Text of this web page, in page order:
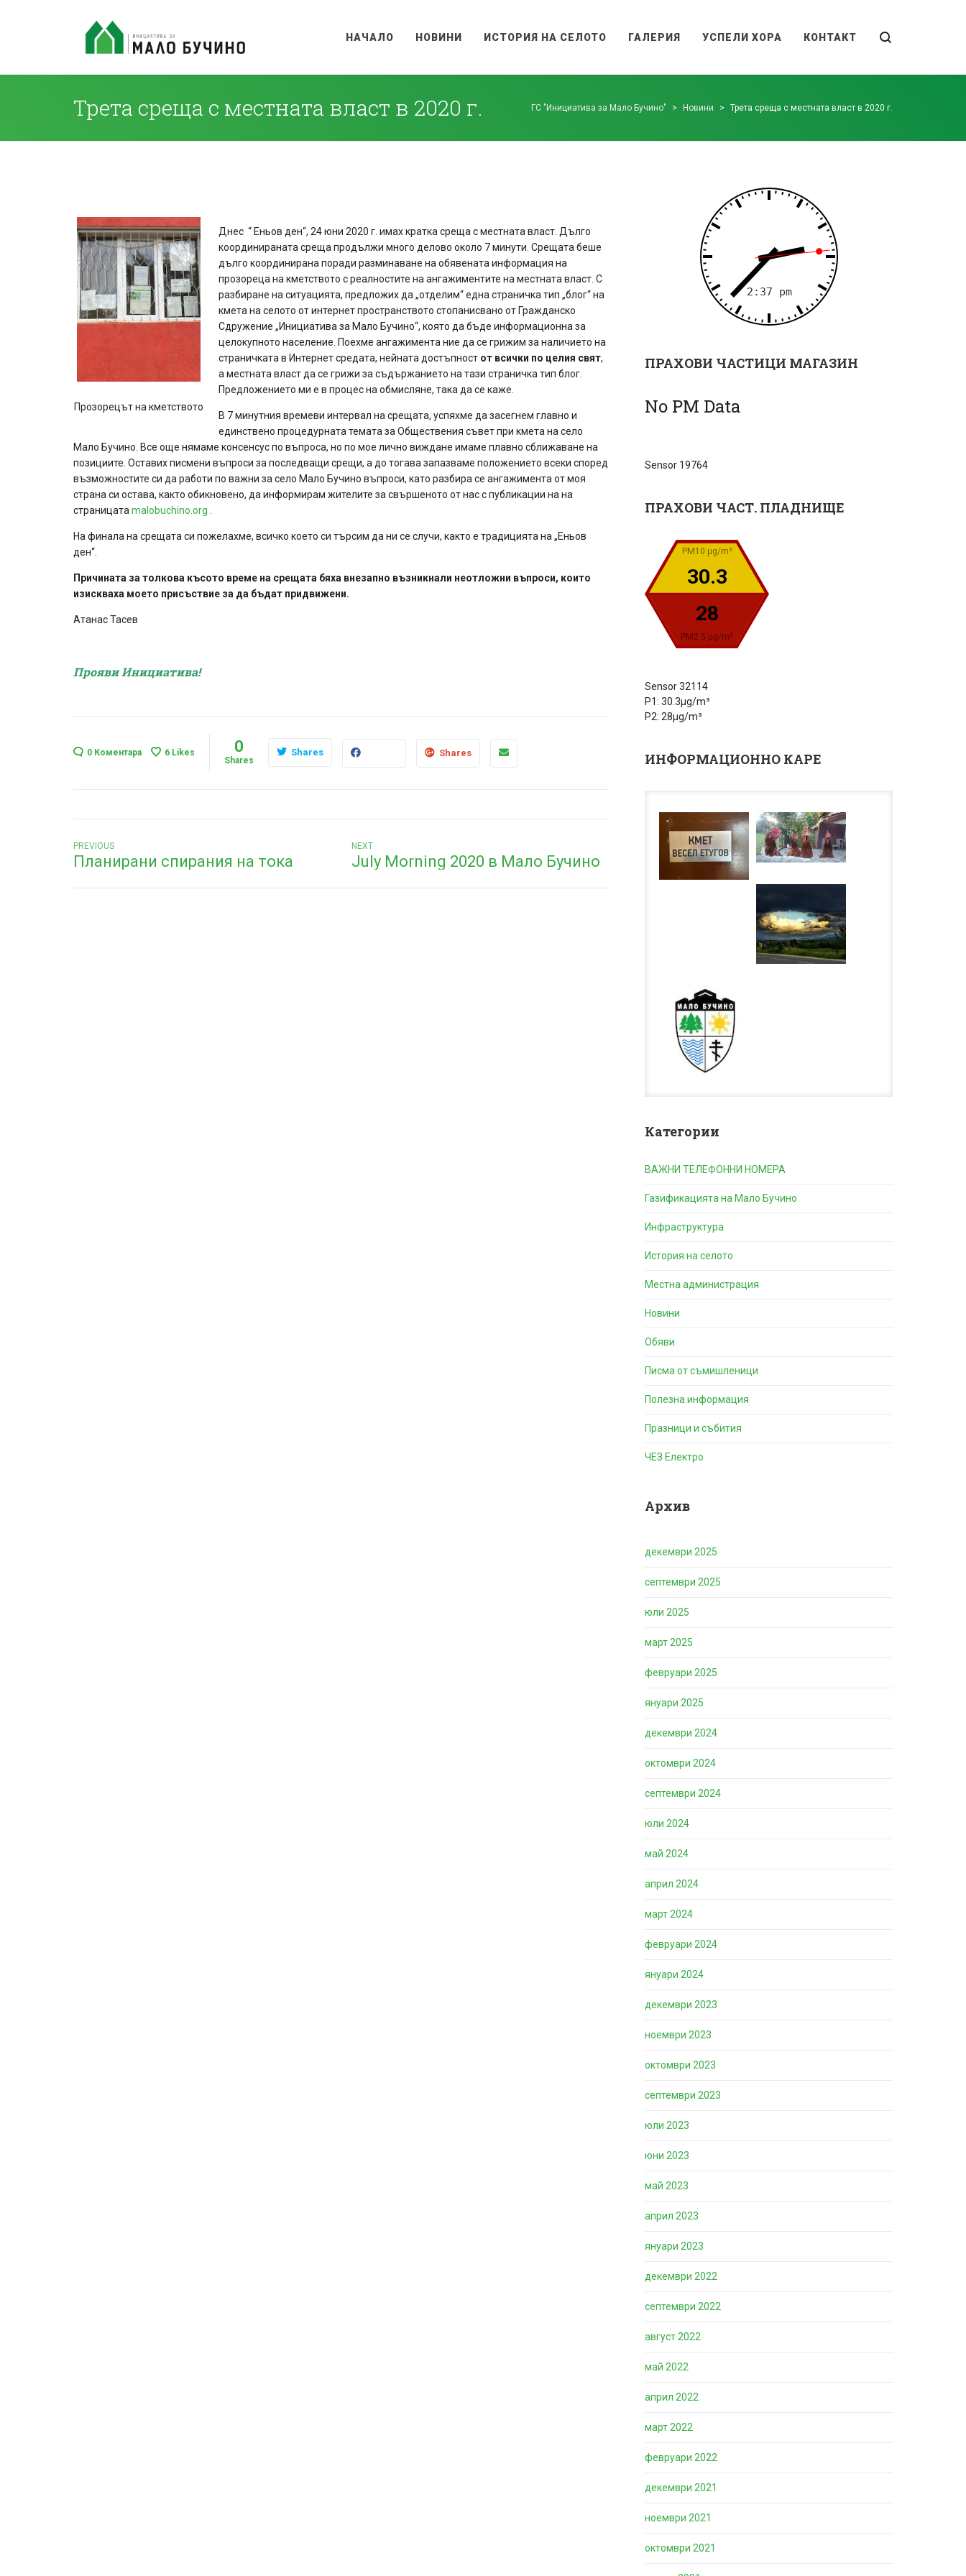
НАЧАЛО НОВИНИ ИСТОРИЯ НА СЕЛОТО ГАЛЕРИЯ УСПЕЛИ ХОРА КОНТАКТ
Трета среща с местната власт в 2020 г. ГС "Инициатива за Мало Бучино" > Новини > Трета среща с местната власт в 2020 г.
Прозорецът на кметството
Днес “ Еньов ден“, 24 юни 2020 г. имах кратка среща с местната власт. Дълго
координираната среща продължи много делово около 7 минути. Срещата беше
дълго координирана поради разминаване на обявената информация на
прозореца на кметството с реалностите на ангажиментите на местната власт. С
разбиране на ситуацията, предложих да „отделим“ една страничка тип „блог“ на
кмета на селото от интернет пространството стопанисвано от Гражданско
Сдружение „Инициатива за Мало Бучино“, която да бъде информационна за
целокупното население. Поехме ангажимента ние да се грижим за наличието на
страничката в Интернет средата, нейната достъпност от всички по целия свят,
а местната власт да се грижи за съдържанието на тази страничка тип блог.
Предложението ми е в процес на обмисляне, така да се каже.
В 7 минутния времеви интервал на срещата, успяхме да засегнем главно и
единствено процедурната темата за Обществения съвет при кмета на село
Мало Бучино. Все още нямаме консенсус по въпроса, но по мое лично виждане имаме плавно сближаване на
позициите. Оставих писмени въпроси за последващи срещи, а до тогава запазваме положението всеки според
възможностите си да работи по важни за село Мало Бучино въпроси, като разбира се ангажимента от моя
страна си остава, както обикновено, да информирам жителите за свършеното от нас с публикации на на
страницата malobuchino.org
На финала на срещата си пожелахме, всичко което си търсим да ни се случи, както е традицията на „Еньов
ден“.
Причината за толкова късото време на срещата бяха внезапно възникнали неотложни въпроси, които
изискваха моето присъствие за да бъдат придвижени.
Атанас Тасев
Прояви Инициатива!
0 Коментара 6 Likes 0
Shares
Shares Shares
Навигация
PREVIOUSPrevious
post:
Планирани спирания на тока
NEXTNext
post:
July Morning 2020 в Мало Бучино
ПРАХОВИ ЧАСТИЦИ МАГАЗИН
No PM Data
Sensor 19764
ПРАХОВИ ЧАСТ. ПЛАДНИЩЕ
PM10 µg/m³
PM2.5 µg/m³
30.3
28
Sensor 32114
P1: 30.3µg/m³
P2: 28µg/m³
ИНФОРМАЦИОННО КАРЕ
Категории
ВАЖНИ ТЕЛЕФОННИ НОМЕРА
Газификацията на Мало Бучино
Инфраструктура
История на селото
Местна администрация
Новини
Обяви
Писма от съмишленици
Полезна информация
Празници и събития
ЧЕЗ Електро
Архив
декември 2025
септември 2025
юли 2025
март 2025
февруари 2025
януари 2025
декември 2024
октомври 2024
септември 2024
юли 2024
май 2024
април 2024
март 2024
февруари 2024
януари 2024
декември 2023
ноември 2023
октомври 2023
септември 2023
юли 2023
юни 2023
май 2023
април 2023
януари 2023
декември 2022
септември 2022
август 2022
май 2022
април 2022
март 2022
февруари 2022
декември 2021
ноември 2021
октомври 2021